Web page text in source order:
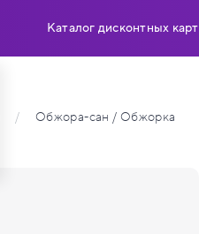
Каталог дисконтных карт
/ Обжора-сан / Обжорка